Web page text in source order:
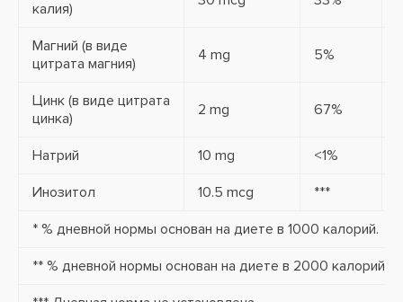
калия)
Магний (в виде
цитрата магния)
4 mg 5%
Цинк (в виде цитрата
цинка)
2 mg 67%
Натрий 10 mg <1%
Инозитол 10.5 mcg ***
* % дневной нормы основан на диете в 1000 калорий.
** % дневной нормы основан на диете в 2000 калорий.